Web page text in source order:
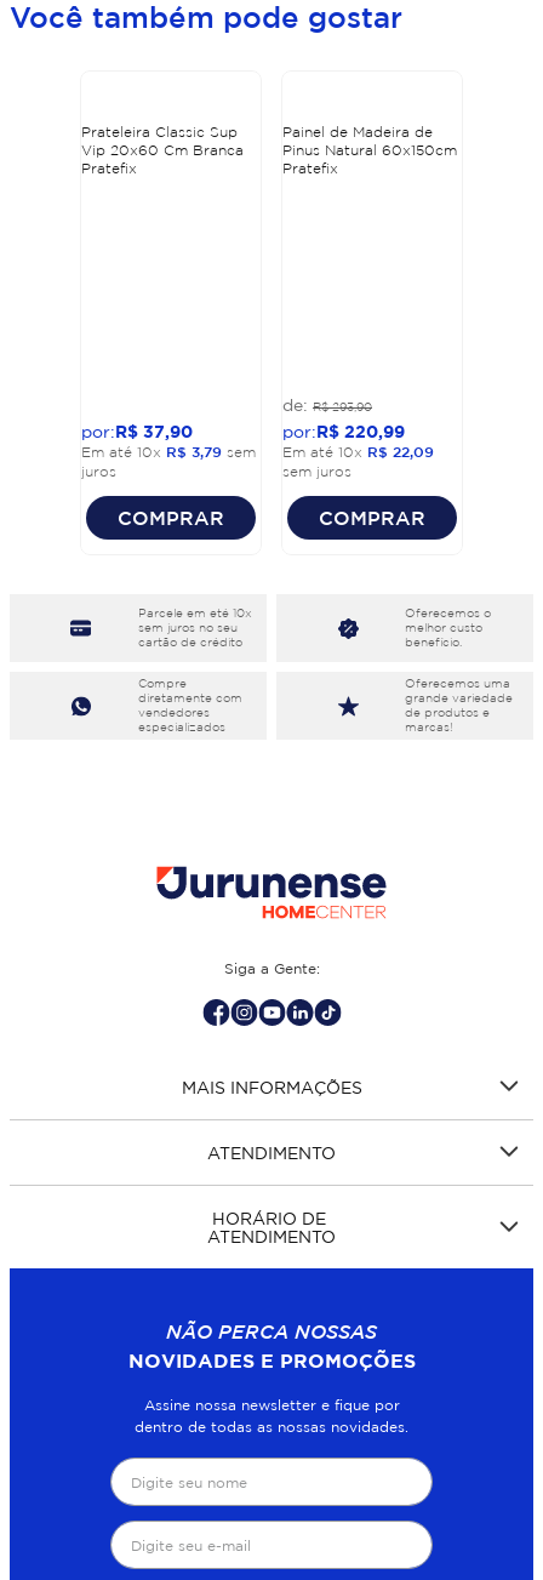
Você também pode gostar
Prateleira Classic Sup
Vip 20x60 Cm Branca
Pratefix
R$ 37,90
Em até 10x R$ 3,79 sem
juros
COMPRAR
Painel de Madeira de
Pinus Natural 60x150cm
Pratefix
R$ 293,90
R$ 220,99
Em até 10x R$ 22,09
sem juros
COMPRAR
Parcele em eté 10x
sem juros no seu
cartão de crédito
Oferecemos o
melhor custo
benefício.
Compre
diretamente com
vendedores
especializados
Oferecemos uma
grande variedade
de produtos e
marcas!
Siga a Gente:
MAIS INFORMAÇÕES
ATENDIMENTO
HORÁRIO DE
ATENDIMENTO
NÃO PERCA NOSSAS
NOVIDADES E PROMOÇÕES
Assine nossa newsletter e fique por
dentro de todas as nossas novidades.